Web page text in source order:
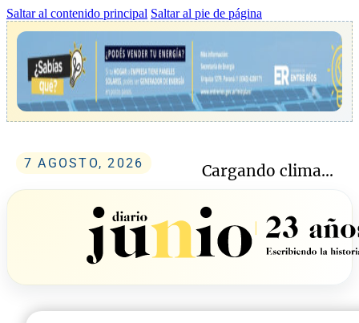
Saltar al contenido principal Saltar al pie de página
7 AGOSTO, 2026 Cargando clima...